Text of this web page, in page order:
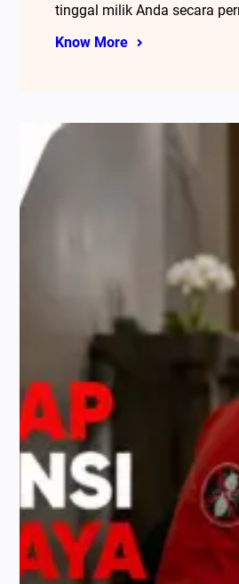
tinggal milik Anda secara
Know More